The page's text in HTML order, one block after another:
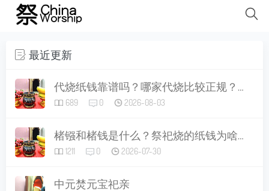
最近更新
代烧纸钱靠谱吗？哪家代烧比较正规？一文讲清做法、讲究与避坑指南
689 0 2026-08-03
楮镪和楮钱是什么？祭祀烧的纸钱为啥叫这个名字，现在怎么用才合适
1211 0 2026-07-30
中元焚元宝祀亲